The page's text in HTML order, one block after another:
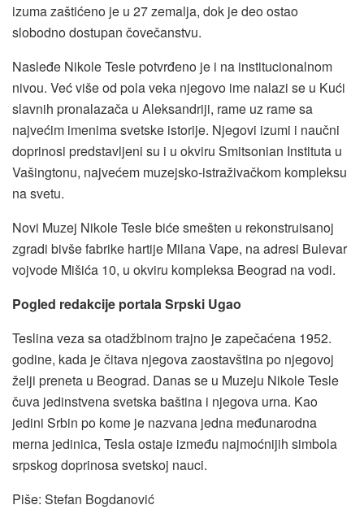
izuma zaštićeno je u 27 zemalja, dok je deo ostao
slobodno dostupan čovečanstvu.
Nasleđe Nikole Tesle potvrđeno je i na institucionalnom
nivou. Već više od pola veka njegovo ime nalazi se u Kući
slavnih pronalazača u Aleksandriji, rame uz rame sa
najvećim imenima svetske istorije. Njegovi izumi i naučni
doprinosi predstavljeni su i u okviru Smitsonian Instituta u
Vašingtonu, najvećem muzejsko-istraživačkom kompleksu
na svetu.
Novi Muzej Nikole Tesle biće smešten u rekonstruisanoj
zgradi bivše fabrike hartije Milana Vape, na adresi Bulevar
vojvode Mišića 10, u okviru kompleksa Beograd na vodi.
Pogled redakcije portala Srpski Ugao
Teslina veza sa otadžbinom trajno je zapečaćena 1952.
godine, kada je čitava njegova zaostavština po njegovoj
želji preneta u Beograd. Danas se u Muzeju Nikole Tesle
čuva jedinstvena svetska baština i njegova urna. Kao
jedini Srbin po kome je nazvana jedna međunarodna
merna jedinica, Tesla ostaje između najmoćnijih simbola
srpskog doprinosa svetskoj nauci.
Piše: Stefan Bogdanović